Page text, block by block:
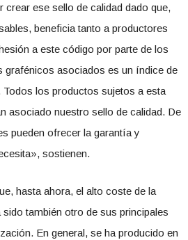
ese sello de calidad dado que,
beneficia tanto a productores
a este código por parte de los
grafénicos asociados es un índice de
los productos sujetos a esta
asociado nuestro sello de calidad. De
pueden ofrecer la garantía y
sostienen.
hasta ahora, el alto coste de la
también otro de sus principales
En general, se ha producido en